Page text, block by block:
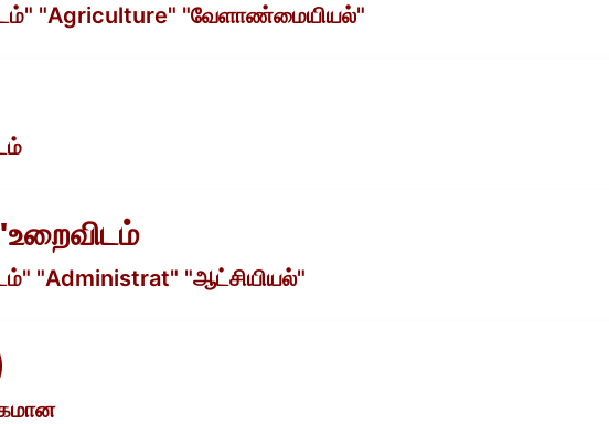
"Agriculture" "வேளாண்மையியல்"
"Administrat" "ஆட்சியியல்"